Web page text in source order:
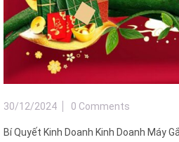
30/12/2024 0 Comments
Bí Quyết Kinh Doanh Kinh Doanh Máy